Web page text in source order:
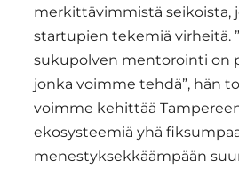
merkittävimmistä seikoista,
startupien tekemiä virheitä.
sukupolven mentorointi on
jonka voimme tehdä”, hän
voimme kehittää
ekosysteemiä yhä
menestyksekkäämpään